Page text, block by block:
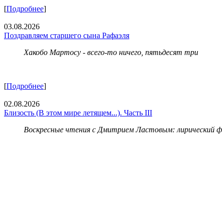
[Подробнее]
03.08.2026
Поздравляем старшего сына Рафаэля
Хакобо Мартосу - всего-то ничего, пятьдесят три
[Подробнее]
02.08.2026
Близость (В этом мире летящем...). Часть III
Воскресные чтения с Дмитрием Ластовым: лирический